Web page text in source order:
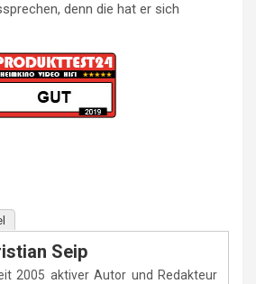
denn die hat er sich
Seip
2005 aktiver Autor und Redakteur